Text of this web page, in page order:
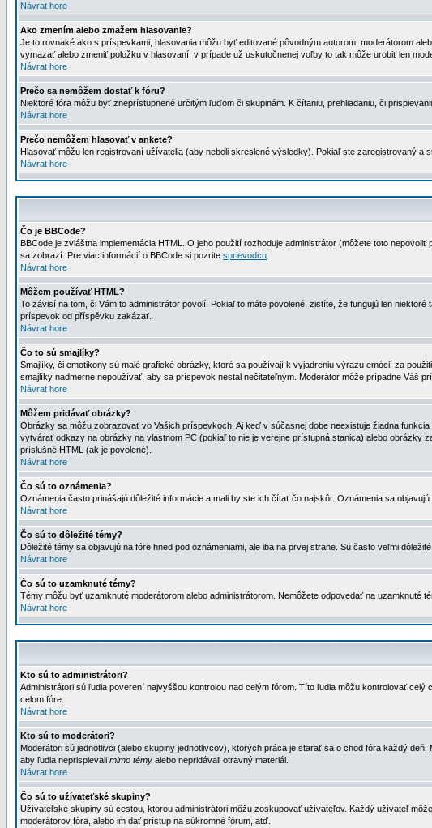
Návrat hore
Ako zmením alebo zmažem hlasovanie?
Je to rovnaké ako s príspevkami, hlasovania môžu byť editované pôvodným autorom, moderátorom
vymazať alebo zmeniť položku v hlasovaní, v prípade už uskutočnenej voľby to tak môže urobiť len
Návrat hore
Prečo sa nemôžem dostať k fóru?
Niektoré fóra môžu byť zneprístupnené určitým ľuďom či skupinám. K čítaniu, prehliadaniu, či
Návrat hore
Prečo nemôžem hlasovať v ankete?
Hlasovať môžu len registrovaní užívatelia (aby neboli skreslené výsledky). Pokiaľ ste zaregistrovaný a
Návrat hore
Čo je BBCode?
BBCode je zvláštna implementácia HTML. O jeho použití rozhoduje administrátor (môžete toto
sa zobrazí. Pre viac informácií o BBCode si pozrite sprievodcu
Návrat hore
Môžem používať HTML?
To závisí na tom, či Vám to administrátor povolí. Pokiaľ to máte povolené, zistíte, že fungujú len niektoré
príspevok od příspěvku zakázať.
Návrat hore
Čo to sú smajlíky?
Smajlíky, či emotikony sú malé grafické obrázky, ktoré sa používají k vyjadreniu výrazu emócií za
smajlíky nadmerne nepoužívať, aby sa príspevok nestal nečitateľným. Moderátor môže prípadne Váš
Návrat hore
Môžem pridávať obrázky?
Obrázky sa môžu zobrazovať vo Vašich príspevkoch. Aj keď v súčasnej dobe neexistuje žiadna
vytvárať odkazy na obrázky na vlastnom PC (pokiaľ to nie je verejne prístupná stanica) alebo obrázky
príslušné HTML (ak je povolené).
Návrat hore
Čo sú to oznámenia?
Oznámenia často prinášajú dôležité informácie a mali by ste ich čítať čo najskôr. Oznámenia sa
Návrat hore
Čo sú to dôležité témy?
Dôležité témy sa objavujú na fóre hned pod oznámeniami, ale iba na prvej strane. Sú často veľmi
Návrat hore
Čo sú to uzamknuté témy?
Témy môžu byť uzamknuté moderátorom alebo administrátorom. Nemôžete odpovedať na
Návrat hore
Kto sú to administrátori?
Administrátori sú ľudia poverení najvyššou kontrolou nad celým fórom. Títo ľudia môžu kontrolovať
celom fóre.
Návrat hore
Kto sú to moderátori?
Moderátori sú jednotlivci (alebo skupiny jednotlivcov), ktorých práca je starať sa o chod fóra každý
aby ľudia neprispievali mimo témy alebo nepridávali otravný materiál.
Návrat hore
Čo sú to užívateťské skupiny?
Užívateľské skupiny sú cestou, ktorou administrátori môžu zoskupovať užívateľov. Každý užívateľ
moderátorov fóra, alebo im dať prístup na súkromné fórum, atď.